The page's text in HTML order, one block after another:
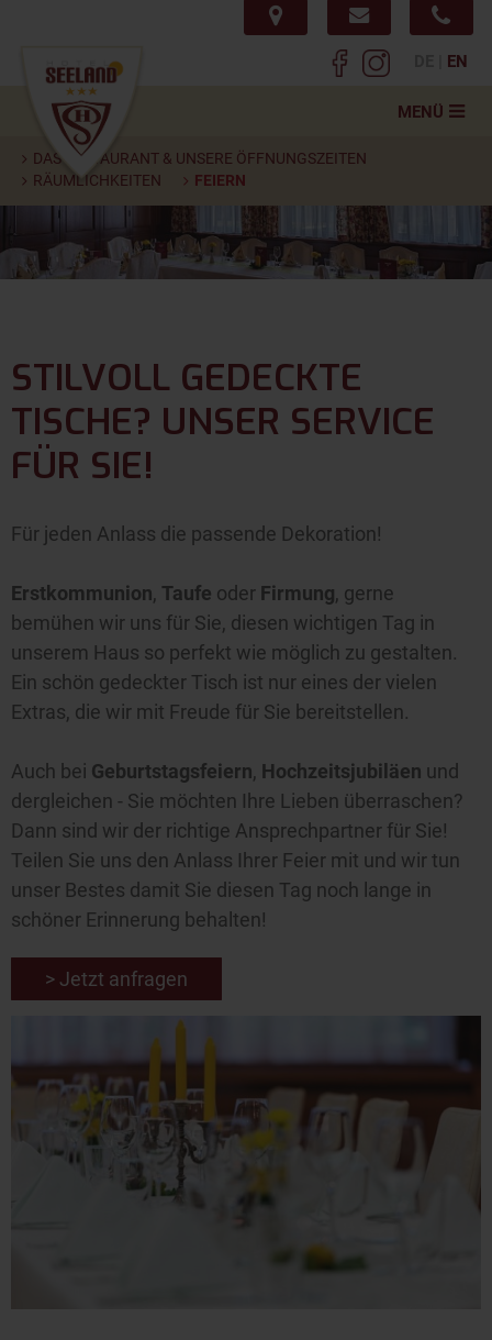
EN
MENÜ
Seminar
Impressionen
DAS RESTAURANT & UNSERE ÖFFNUNGSZEITEN
RÄUMLICHKEITEN
FEIERN
STILVOLL GEDECKTE
TISCHE? UNSER SERVICE
FÜR SIE!
Für jeden Anlass die passende Dekoration!
Erstkommunion, Taufe oder Firmung, gerne
bemühen wir uns für Sie, diesen wichtigen Tag in
unserem Haus so perfekt wie möglich zu gestalten.
Ein schön gedeckter Tisch ist nur eines der vielen
Extras, die wir mit Freude für Sie bereitstellen.
Auch bei Geburtstagsfeiern, Hochzeitsjubiläen und
dergleichen - Sie möchten Ihre Lieben überraschen?
Dann sind wir der richtige Ansprechpartner für Sie!
Teilen Sie uns den Anlass Ihrer Feier mit und wir tun
unser Bestes damit Sie diesen Tag noch lange in
schöner Erinnerung behalten!
> Jetzt anfragen